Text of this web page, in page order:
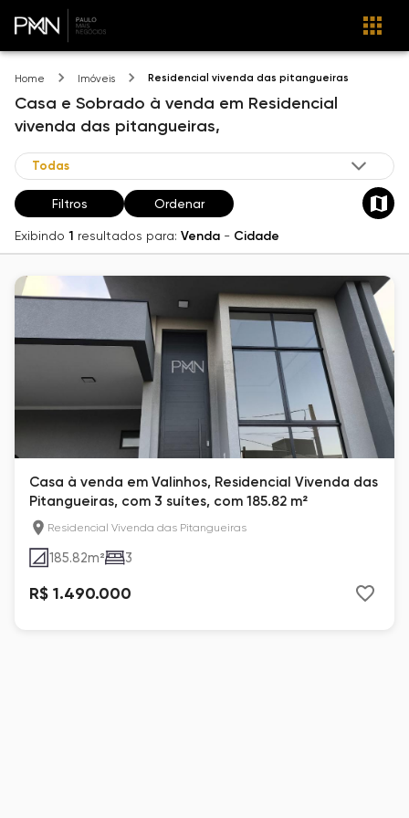
Home Imóveis Residencial vivenda das pitangueiras
Casa e Sobrado à venda em Residencial
vivenda das pitangueiras,
Filtros Ordenar
Exibindo 1 resultados para: Venda - Cidade
Casa à venda em Valinhos, Residencial Vivenda das
Pitangueiras, com 3 suítes, com 185.82 m²
Residencial Vivenda das Pitangueiras
185.82m² 3
R$ 1.490.000